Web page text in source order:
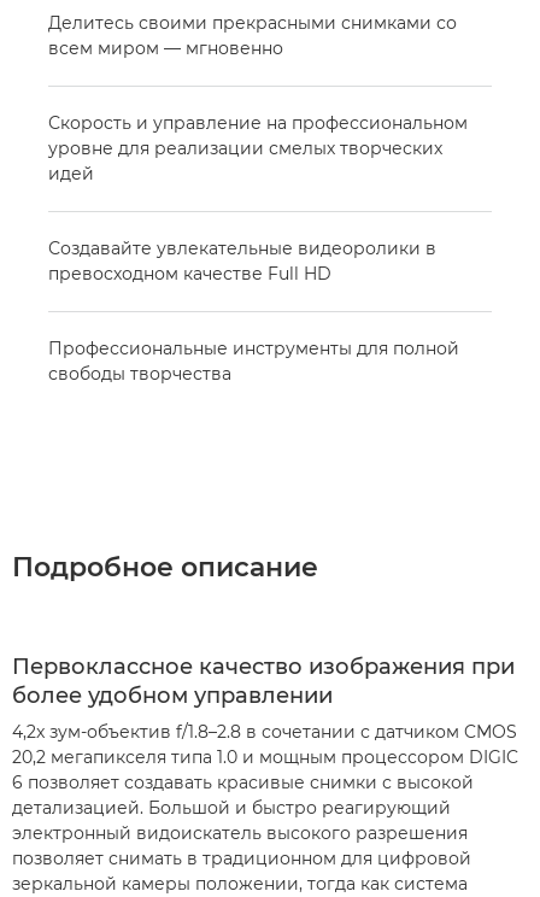
Делитесь своими прекрасными снимками со
всем миром — мгновенно
Скорость и управление на профессиональном
уровне для реализации смелых творческих
идей
Создавайте увлекательные видеоролики в
превосходном качестве Full HD
Профессиональные инструменты для полной
свободы творчества
Подробное описание
Первоклассное качество изображения при
более удобном управлении
4,2x зум-объектив f/1.8–2.8 в сочетании с датчиком CMOS
20,2 мегапикселя типа 1.0 и мощным процессором DIGIC
6 позволяет создавать красивые снимки с высокой
детализацией. Большой и быстро реагирующий
электронный видоискатель высокого разрешения
позволяет снимать в традиционном для цифровой
зеркальной камеры положении, тогда как система